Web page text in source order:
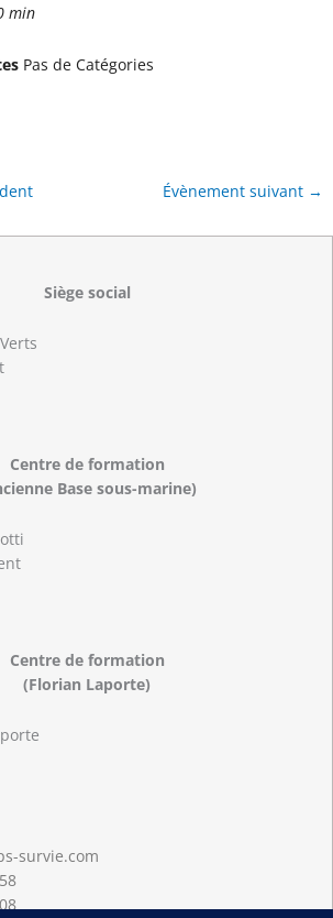
min
Pas de Catégories
Évènement suivant →
Siège social
Centre de formation
Base sous-marine)
Centre de formation
(Florian Laporte)
survie.com